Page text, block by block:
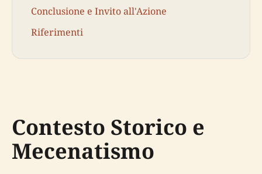
Conclusione e Invito all'Azione
Riferimenti
Contesto Storico e
Mecenatismo